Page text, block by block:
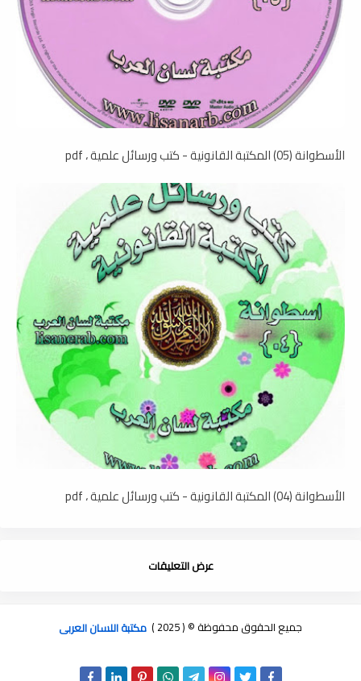
الأسطوانة (05) المكتبة القانونية - كتب ورسائل علمية ، pdf
الأسطوانة (04) المكتبة القانونية - كتب ورسائل علمية ، pdf
عرض التعليقات
جميع الحقوق محفوظة © ( 2025 ) مكتبة اللسان العربى